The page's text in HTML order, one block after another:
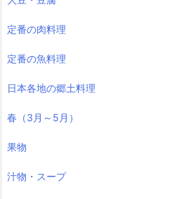
定番の肉料理
定番の魚料理
日本各地の郷土料理
春（3月～5月）
果物
汁物・スープ